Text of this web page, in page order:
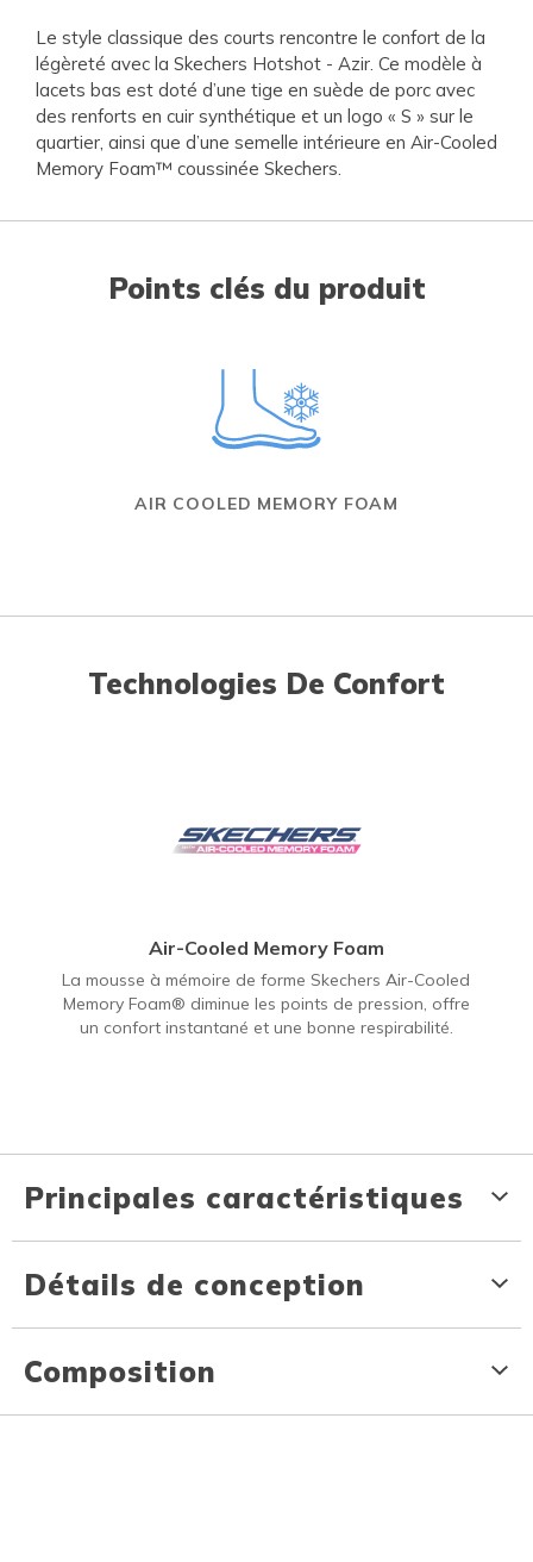
Le style classique des courts rencontre le confort de la
légèreté avec la Skechers Hotshot - Azir. Ce modèle à
lacets bas est doté d’une tige en suède de porc avec
des renforts en cuir synthétique et un logo « S » sur le
quartier, ainsi que d’une semelle intérieure en Air-Cooled
Memory Foam™ coussinée Skechers.
Points clés du produit
AIR COOLED MEMORY FOAM
Technologies De Confort
Air-Cooled Memory Foam
La mousse à mémoire de forme Skechers Air-Cooled
Memory Foam® diminue les points de pression, offre
un confort instantané et une bonne respirabilité.
Principales caractéristiques
Détails de conception
Composition